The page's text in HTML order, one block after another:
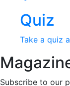
Quiz
Take a quiz
Subscribe to our